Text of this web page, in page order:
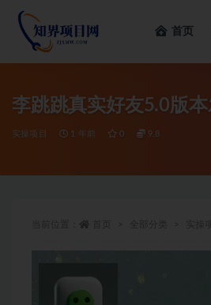
首页
李跳跳真实好友5.0版
实操项目 1 年前 0 9.8